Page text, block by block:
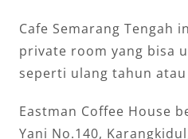
Cafe Semarang Tengah
private room yang bisa
seperti ulang tahun
Eastman Coffee House
Yani No.140,